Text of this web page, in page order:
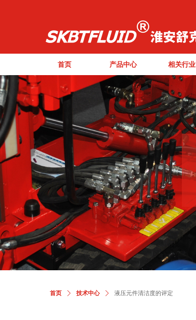
首页 产品中心 相关行业
首页 ꄲ 技术中心 ꄲ 液压元件清洁度的评定